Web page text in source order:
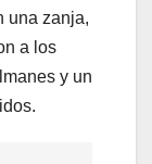
una zanja,
a los
y un